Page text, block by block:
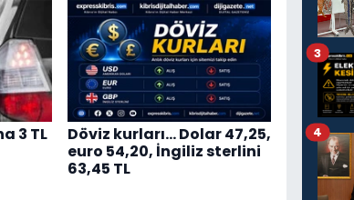
3 TL
Döviz kurları… Dolar 47,25,
euro 54,20, İngiliz sterlini
63,45 TL
3
4